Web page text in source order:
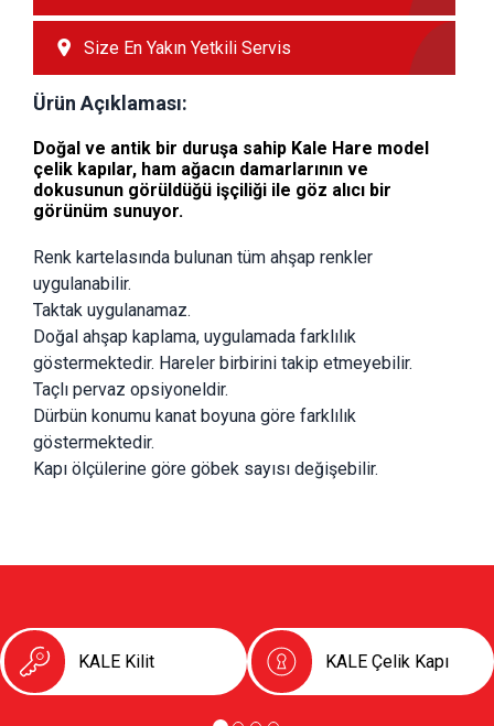
Size En Yakın Yetkili Servis
Ürün Açıklaması:
Doğal ve antik bir duruşa sahip Kale Hare model
çelik kapılar, ham ağacın damarlarının ve
dokusunun görüldüğü işçiliği ile göz alıcı bir
görünüm sunuyor.
Renk kartelasında bulunan tüm ahşap renkler
uygulanabilir.
Taktak uygulanamaz.
Doğal ahşap kaplama, uygulamada farklılık
göstermektedir. Hareler birbirini takip etmeyebilir.
Taçlı pervaz opsiyoneldir.
Dürbün konumu kanat boyuna göre farklılık
göstermektedir.
Kapı ölçülerine göre göbek sayısı değişebilir.
KALE Kilit KALE Çelik Kapı